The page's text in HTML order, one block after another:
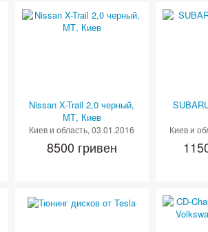
Nissan X-Trail 2,0 черный,
МТ, Киев
Киев и область, 03.01.2016
8500 гривен
Киев и